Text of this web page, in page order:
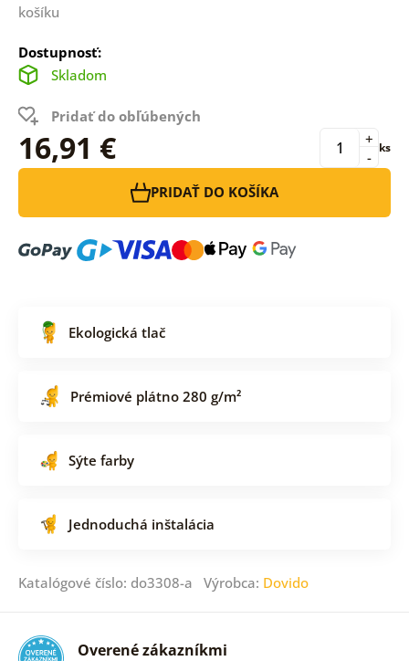
košíku
Dostupnosť:
Skladom
Pridať do obľúbených
16,91 € -
+ ks
PRIDAŤ DO KOŠÍKA
Ekologická tlač
Prémiové plátno 280 g/m²
Sýte farby
Jednoduchá inštalácia
Katalógové číslo: do3308-a Výrobca: Dovido
Overené zákazníkmi